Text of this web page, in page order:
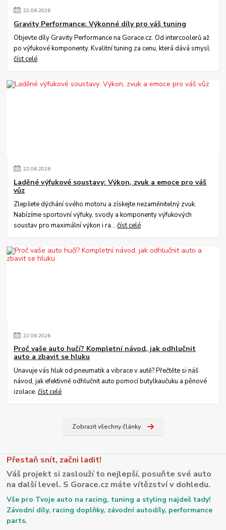
22.06.2026
Gravity Performance: Výkonné díly pro váš tuning
Objevte díly Gravity Performance na Gorace.cz. Od intercoolerů až
po výfukové komponenty. Kvalitní tuning za cenu, která dává smysl.
číst celé
22.06.2026
Laděné výfukové soustavy: Výkon, zvuk a emoce pro váš
vůz
Zlepšete dýchání svého motoru a získejte nezaměnitelný zvuk.
Nabízíme sportovní výfuky, svody a komponenty výfukových
soustav pro maximální výkon i ra...číst celé
22.06.2026
Proč vaše auto hučí? Kompletní návod, jak odhlučnit
auto a zbavit se hluku
Unavuje vás hluk od pneumatik a vibrace v autě? Přečtěte si náš
návod, jak efektivně odhlučnit auto pomocí butylkaučuku a pěnové
izolace.číst celé
Zobrazit všechny články
Přestaň snít, začni ladit!
Váš projekt si zaslouží to nejlepší, posuňte své auto
na další level. S Gorace.cz máte vítězství v dohledu.
Vše pro Tvoje auto na racing, tuning a styling najdeš tady!
Závodní díly, racing doplňky, závodní autodíly, performance
parts.